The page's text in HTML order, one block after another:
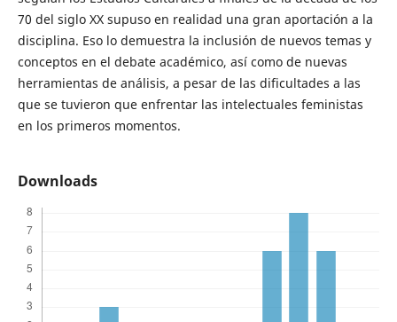
70 del siglo XX supuso en realidad una gran aportación a la
disciplina. Eso lo demuestra la inclusión de nuevos temas y
conceptos en el debate académico, así como de nuevas
herramientas de análisis, a pesar de las dificultades a las
que se tuvieron que enfrentar las intelectuales feministas
en los primeros momentos.
Downloads